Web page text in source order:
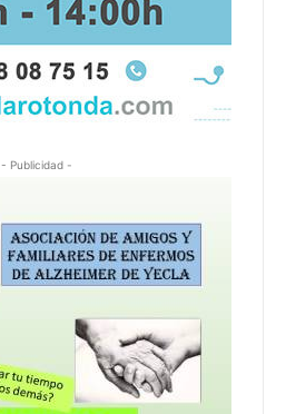
- Publicidad -